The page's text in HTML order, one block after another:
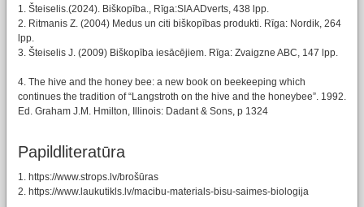
1. Šteiselis.(2024). Biškopība., Rīga:SIA ADverts, 438 lpp.
2. Ritmanis Z. (2004) Medus un citi biškopības produkti. Rīga: Nordik, 264
lpp.
3. Šteiselis J. (2009) Biškopība iesācējiem. Rīga: Zvaigzne ABC, 147 lpp.
4. The hive and the honey bee: a new book on beekeeping which
continues the tradition of “Langstroth on the hive and the honeybee”. 1992.
Ed. Graham J.M. Hmilton, Illinois: Dadant & Sons, p 1324
Papildliteratūra
1. https://www.strops.lv/brošūras
2. https://www.laukutikls.lv/macibu-materials-bisu-saimes-biologija